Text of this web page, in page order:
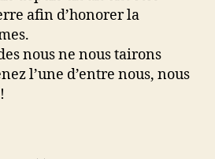
afin d’honorer la
nous ne nous tairons
l’une d’entre nous, nous
!